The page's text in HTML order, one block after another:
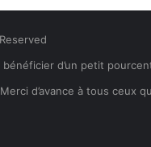
d’un petit
d’avance à tous ceux